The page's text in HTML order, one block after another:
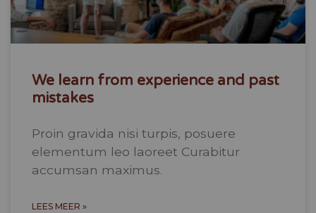
We learn from experience and past
mistakes
Proin gravida nisi turpis, posuere
elementum leo laoreet Curabitur
accumsan maximus.
LEES MEER »